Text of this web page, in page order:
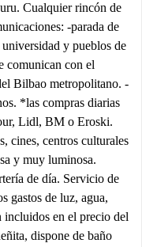
Cualquier rincón de
-parada de
y pueblos de
comunican con el
Bilbao metropolitano. -
*las compras diarias
Lidl, BM o Eroski.
cines, centros culturales
y muy luminosa.
de día. Servicio de
gastos de luz, agua,
incluidos en el precio del
dispone de baño